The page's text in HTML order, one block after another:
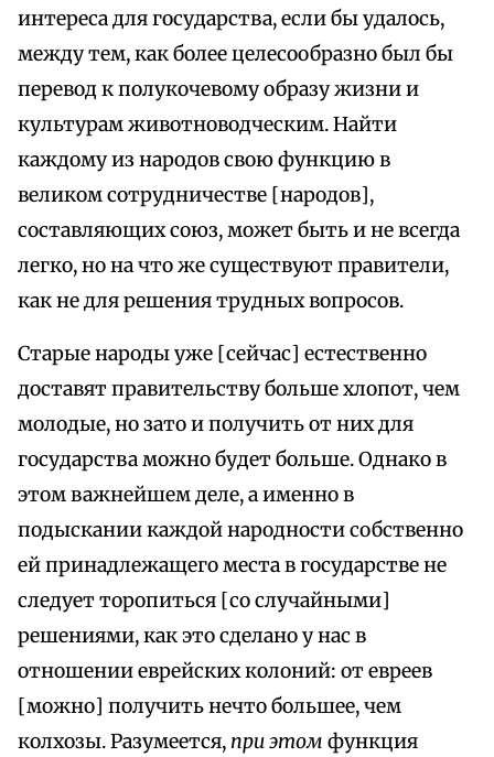
интереса для государства, если бы удалось,
между тем, как более целесообразно был бы
перевод к полукочевому образу жизни и
культурам животноводческим. Найти
каждому из народов свою функцию в
великом сотрудничестве [народов],
составляющих союз, может быть и не всегда
легко, но на что же существуют правители,
как не для решения трудных вопросов.
Старые народы уже [сейчас] естественно
доставят правительству больше хлопот, чем
молодые, но зато и получить от них для
государства можно будет больше. Однако в
этом важнейшем деле, а именно в
подыскании каждой народности собственно
ей принадлежащего места в государстве не
следует торопиться [со случайными]
решениями, как это сделано у нас в
отношении еврейских колоний: от евреев
[можно] получить нечто большее, чем
колхозы. Разумеется, при этом функция